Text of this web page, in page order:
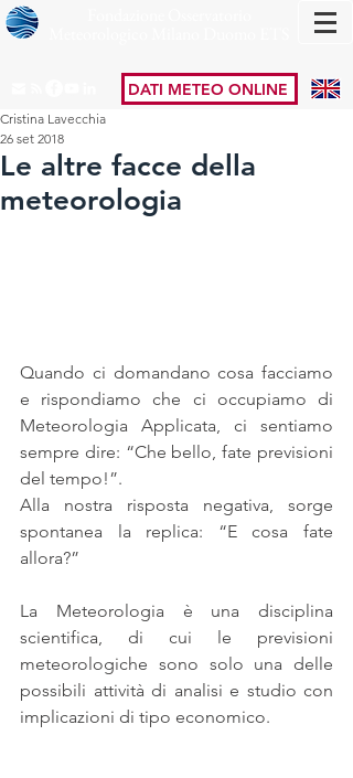
DATI METEO ONLINE
Le altre facce della
meteorologia
Cristina Lavecchia
26 set 2018
Quando ci domandano cosa facciamo
e rispondiamo che ci occupiamo di
Meteorologia Applicata, ci sentiamo
sempre dire: “Che bello, fate previsioni
del tempo!”.
Alla nostra risposta negativa, sorge
spontanea la replica: “E cosa fate
allora?”
La Meteorologia è una disciplina
scientifica, di cui le previsioni
meteorologiche sono solo una delle
possibili attività di analisi e studio con
implicazioni di tipo economico.